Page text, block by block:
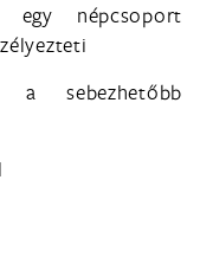
egy népcsoport
sebezhetőbb